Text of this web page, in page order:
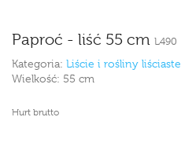
Paproć - liść 55 cm L490
Kategoria: Liście i rośliny liściaste
Wielkość: 55 cm
Hurt brutto